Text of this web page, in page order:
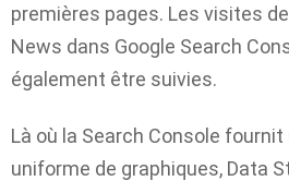
premières pages. Les visites
News dans Google Search
également être suivies.
Là où la Search Console
uniforme de graphiques, Data